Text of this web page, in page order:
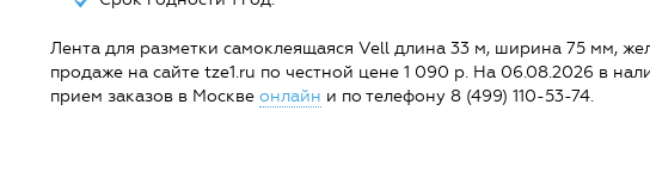
Лента для разметки самоклеящаяся Vell длина 33 м, ширина 75 мм,
продаже на сайте tze1.ru по честной цене 1 090 р. На 06.08.2026 в
прием заказов в Москве онлайн и по телефону 8 (499) 110-53-74.